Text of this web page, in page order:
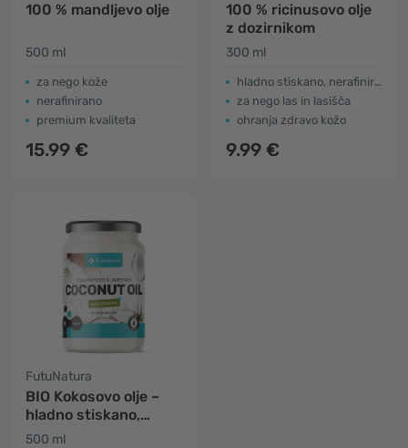
100 % mandljevo olje
500 ml
​za nego kože
nerafinirano
premium kvaliteta
15.99 €
100 % ricinusovo olje
z dozirnikom
300 ml
hladno stiskano, nerafinirano
za nego las in lasišča
ohranja zdravo kožo
9.99 €
FutuNatura
BIO Kokosovo olje –
hladno stiskano,
nerafinirano
500 ml